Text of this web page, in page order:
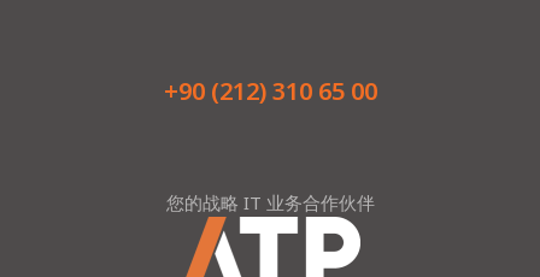
+90 (212) 310 65 00
您的战略 IT 业务合作伙伴